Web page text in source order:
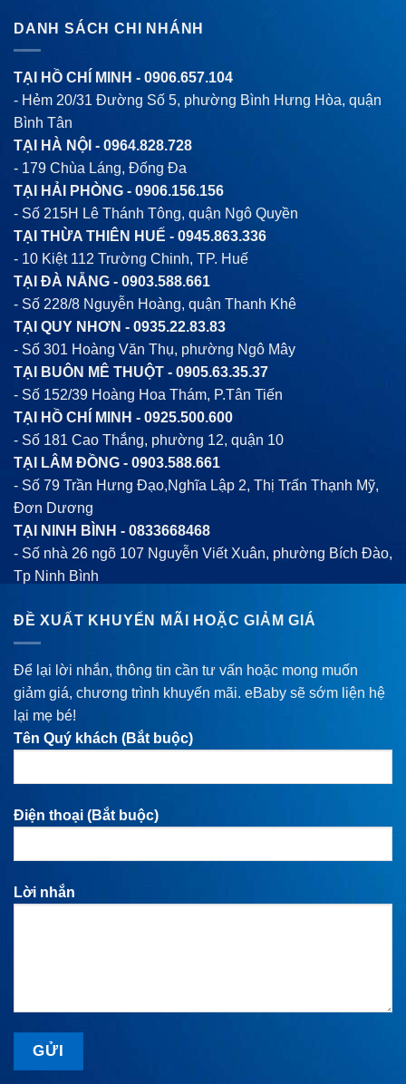
DANH SÁCH CHI NHÁNH
TẠI HỒ CHÍ MINH - 0906.657.104
- Hẻm 20/31 Đường Số 5, phường Bình Hưng Hòa, quận
Bình Tân
TẠI HÀ NỘI - 0964.828.728
- 179 Chùa Láng, Đống Đa
TẠI HẢI PHÒNG - 0906.156.156
- Số 215H Lê Thánh Tông, quận Ngô Quyền
TẠI THỪA THIÊN HUẾ - 0945.863.336
- 10 Kiệt 112 Trường Chinh, TP. Huế
TẠI ĐÀ NẴNG - 0903.588.661
- Số 228/8 Nguyễn Hoàng, quận Thanh Khê
TẠI QUY NHƠN - 0935.22.83.83
- Số 301 Hoàng Văn Thụ, phường Ngô Mây
TẠI BUÔN MÊ THUỘT - 0905.63.35.37
- Số 152/39 Hoàng Hoa Thám, P.Tân Tiến
TẠI HỒ CHÍ MINH - 0925.500.600
- Số 181 Cao Thắng, phường 12, quận 10
TẠI LÂM ĐỒNG - 0903.588.661
- Số 79 Trần Hưng Đạo,Nghĩa Lập 2, Thị Trấn Thạnh Mỹ,
Đơn Dương
TẠI NINH BÌNH - 0833668468
- Số nhà 26 ngõ 107 Nguyễn Viết Xuân, phường Bích Đào,
Tp Ninh Bình
ĐỀ XUẤT KHUYẾN MÃI HOẶC GIẢM GIÁ
Để lại lời nhắn, thông tin cần tư vấn hoặc mong muốn
giảm giá, chương trình khuyến mãi. eBaby sẽ sớm liện hệ
lại mẹ bé!
Tên Quý khách (Bắt buộc)
Điện thoại (Bắt buộc)
Lời nhắn